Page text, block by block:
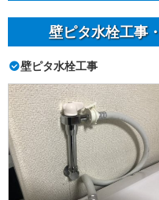
壁ピタ水栓工事
壁ピタ水栓工事